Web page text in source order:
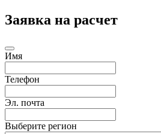
Заявка на расчет
Имя
Телефон
Эл. почта
Выберите регион